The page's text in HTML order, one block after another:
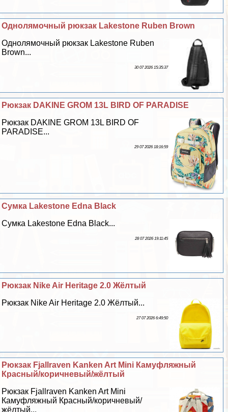
Однолямочный рюкзак Lakestone Ruben Brown
Однолямочный рюкзак Lakestone Ruben
Brown...
30 07 2026 15:35:37
Рюкзак DAKINE GROM 13L BIRD OF PARADISE
Рюкзак DAKINE GROM 13L BIRD OF
PARADISE...
29 07 2026 18:16:59
Сумка Lakestone Edna Black
Сумка Lakestone Edna Black...
28 07 2026 19:11:45
Рюкзак Nike Air Heritage 2.0 Жёлтый
Рюкзак Nike Air Heritage 2.0 Жёлтый...
27 07 2026 6:49:50
Рюкзак Fjallraven Kanken Art Mini Камуфляжный
Красный/коричневый/жёлтый
Рюкзак Fjallraven Kanken Art Mini
Камуфляжный Красный/коричневый/
жёлтый...